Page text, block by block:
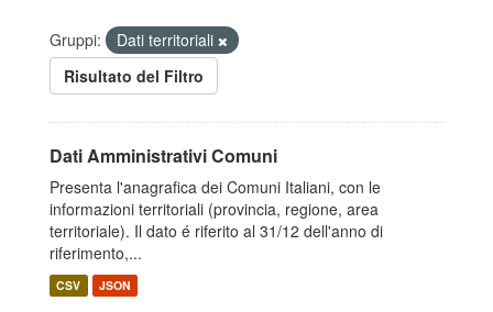
Gruppi:
Dati territoriali
Risultato del Filtro
Dati Amministrativi Comuni
Presenta l'anagrafica dei Comuni Italiani, con le
informazioni territoriali (provincia, regione, area
territoriale). Il dato é riferito al 31/12 dell'anno di
riferimento,...
CSV JSON